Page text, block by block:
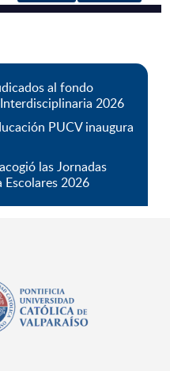
al fondo
2026
PUCV inaugura
las Jornadas
Escolares 2026